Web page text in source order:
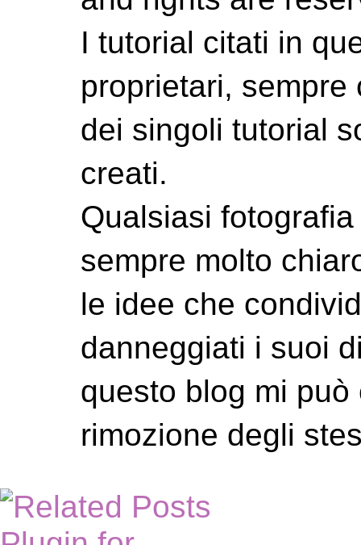
I tutorial citati in
proprietari,
dei singoli tutorial
creati.
Qualsiasi
sempre molto
le idee che
danneggiati i suoi
questo blog mi
rimozione degli